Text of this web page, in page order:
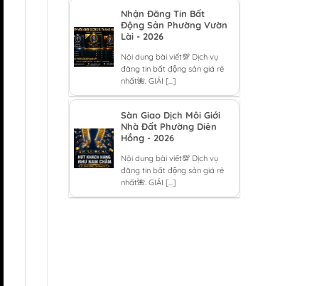
Nhận Đăng Tin Bất
Động Sản Phường Vườn
Lài - 2026
Nội dung bài viết💯 Dịch vụ
đăng tin bất động sản giá rẻ
nhất🌺. GIẢI [...]
Sàn Giao Dịch Môi Giới
Nhà Đất Phường Diên
Hồng - 2026
Nội dung bài viết💯 Dịch vụ
đăng tin bất động sản giá rẻ
nhất🌺. GIẢI [...]